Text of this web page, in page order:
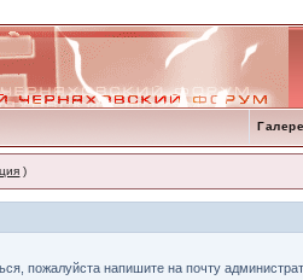
)
пожалуйста напишите на почту